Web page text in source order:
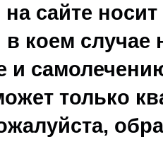
сайте
в коем
и
только